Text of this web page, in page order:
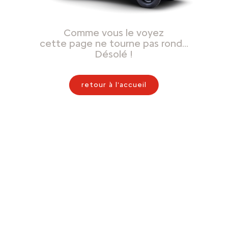
Comme vous le voyez
cette page ne tourne pas rond…
Désolé !
retour à l'accueil